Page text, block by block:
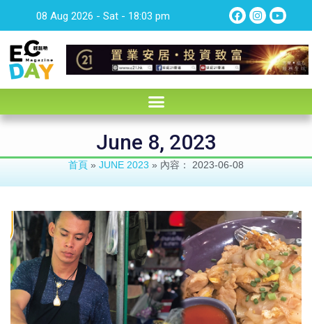
08 Aug 2026 - Sat - 18:03 pm
June 8, 2023
首頁 » JUNE 2023 » 內容： 2023-06-08